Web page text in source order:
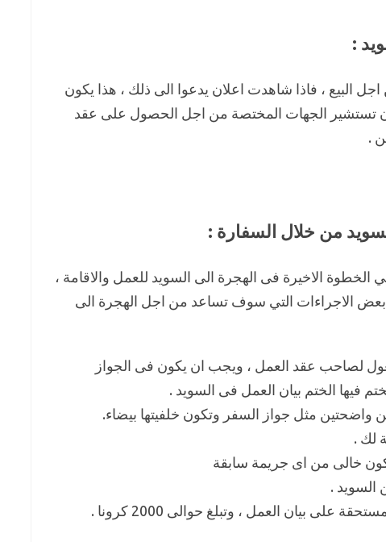
البيع ، فاذا شاهدت اعلان يدعوا الى ذلك ، هذا يكون
تستشير الجهات المختصة من اجل الحصول على عقد
.
الاخيرة فى الهجرة الى السويد للعمل والاقامة ،
الاجراءات التي سوف تساعد من اجل الهجرة الى
لصاحب عقد العمل ، ويجب ان يكون فى الجواز
فيها الختم بيان العمل فى السويد .
مثل جواز السفر وتكون خلفيتها بيضاء.
لك .
خالى من اى جريمة سابقة
السويد .
بيان العمل ، وتبلغ حوالى 2000 كرونا .